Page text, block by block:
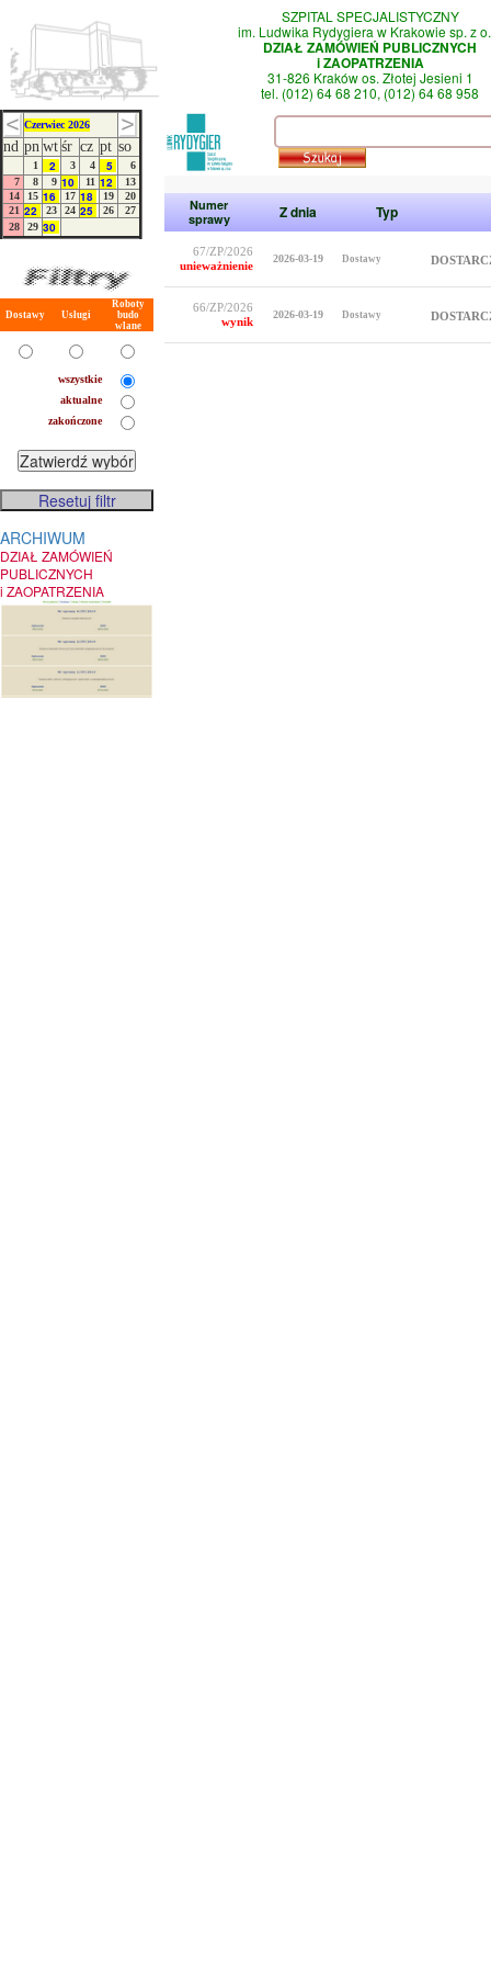
SZPITAL SPECJALISTYCZNY
im. Ludwika Rydygiera w Krakowie sp. z
DZIAŁ ZAMÓWIEŃ PUBLICZNYCH
i ZAOPATRZENIA
31-826 Kraków os. Złotej Jesieni 1
tel. (012) 64 68 210, (012) 64 68 958
Czerwiec 2026
nd pn wt śr cz pt so
1 2 3 4 5
6
7
8 9 10 11 12
13
14
15 16 17 18 19
20
21 22 23 24 25 26
27
28
29 30
Dostawy Usługi
Roboty
budo
wlane
wszystkie
aktualne
zakończone
ARCHIWUM
DZIAŁ ZAMÓWIEŃ
PUBLICZNYCH
i ZAOPATRZENIA
Numer
sprawy
Z dnia Typ
67/ZP/2026
unieważnienie
2026-03-19 Dostawy
66/ZP/2026
wynik
2026-03-19 Dostawy